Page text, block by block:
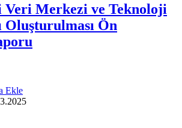
Merkezi ve Teknoloji
Oluşturulması Ön
Ekle